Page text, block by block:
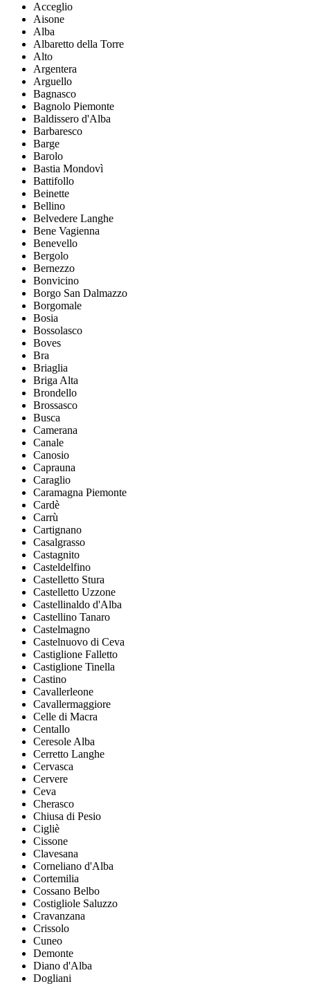
Acceglio
Aisone
Alba
Albaretto della Torre
Alto
Argentera
Arguello
Bagnasco
Bagnolo Piemonte
Baldissero d'Alba
Barbaresco
Barge
Barolo
Bastia Mondovì
Battifollo
Beinette
Bellino
Belvedere Langhe
Bene Vagienna
Benevello
Bergolo
Bernezzo
Bonvicino
Borgo San Dalmazzo
Borgomale
Bosia
Bossolasco
Boves
Bra
Briaglia
Briga Alta
Brondello
Brossasco
Busca
Camerana
Canale
Canosio
Caprauna
Caraglio
Caramagna Piemonte
Cardè
Carrù
Cartignano
Casalgrasso
Castagnito
Casteldelfino
Castelletto Stura
Castelletto Uzzone
Castellinaldo d'Alba
Castellino Tanaro
Castelmagno
Castelnuovo di Ceva
Castiglione Falletto
Castiglione Tinella
Castino
Cavallerleone
Cavallermaggiore
Celle di Macra
Centallo
Ceresole Alba
Cerretto Langhe
Cervasca
Cervere
Ceva
Cherasco
Chiusa di Pesio
Cigliè
Cissone
Clavesana
Corneliano d'Alba
Cortemilia
Cossano Belbo
Costigliole Saluzzo
Cravanzana
Crissolo
Cuneo
Demonte
Diano d'Alba
Dogliani